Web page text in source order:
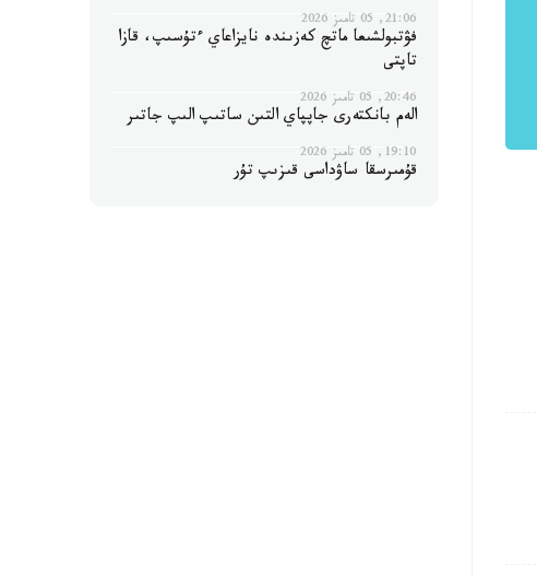
21:06, 05 تامىز 2026
فۋتبولشىعا ماتچ كەزىندە نايزاعاي ءتۇسىپ، قازا
تاپتى
20:46, 05 تامىز 2026
الەم بانكتەرى جاپپاي التىن ساتىپ الىپ جاتىر
19:10, 05 تامىز 2026
قۇمىرسقا ساۋداسى قىزىپ تۇر